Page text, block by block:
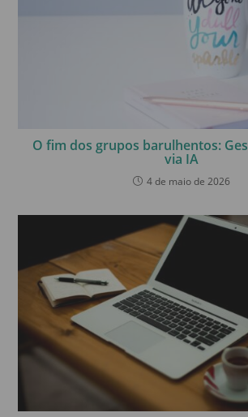
O fim dos grupos barulhentos:
via IA
4 de maio de 2026